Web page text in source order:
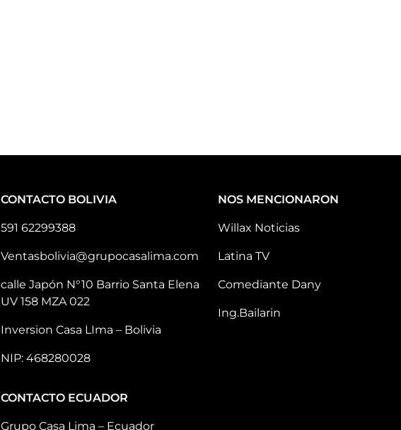
CONTACTO BOLIVIA
591 62299388
Ventasbolivia@grupocasalima.com
calle Japón N°10 Barrio Santa Elena
UV 158 MZA 022
Inversion Casa LIma – Bolivia
NIP: 468280028
CONTACTO ECUADOR
Grupo Casa Lima – Ecuador
NOS MENCIONARON
Willax Noticias
Latina TV
Comediante Dany
Ing.Bailarin